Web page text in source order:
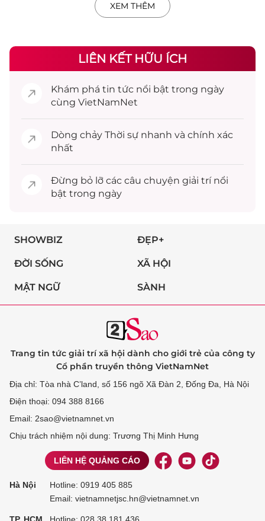
XEM THÊM
LIÊN KẾT HỮU ÍCH
Khám phá tin tức nổi bật trong ngày
cùng VietNamNet
Dòng chảy Thời sự nhanh và chính xác
nhất
Đừng bỏ lỡ các câu chuyện giải trínổi
bật trong ngày
SHOWBIZ ĐẸP+
ĐỜI SỐNG XÃ HỘI
MẬT NGỮ SÀNH
Trang tin tức giải trí xã hội dành cho giới trẻ của công ty
Cổ phần truyền thông VietNamNet
Địa chỉ: Tòa nhà C’land, số 156 ngõ Xã Đàn 2, Đống Đa, Hà Nội
Điện thoại: 094 388 8166
Email: 2sao@vietnamnet.vn
Chịu trách nhiệm nội dung: Trương Thị Minh Hưng
LIÊN HỆ QUẢNG CÁO
Hà Nội Hotline: 0919 405 885
Email: vietnamnetjsc.hn@vietnamnet.vn